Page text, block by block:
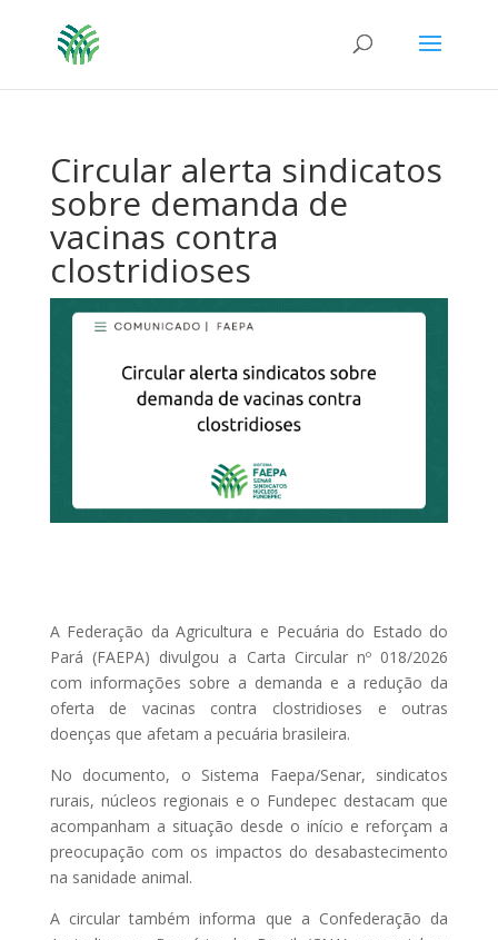
Circular alerta sindicatos
sobre demanda de
vacinas contra
clostridioses
A Federação da Agricultura e Pecuária do Estado do
Pará (FAEPA) divulgou a Carta Circular nº 018/2026
com informações sobre a demanda e a redução da
oferta de vacinas contra clostridioses e outras
doenças que afetam a pecuária brasileira.
No documento, o Sistema Faepa/Senar, sindicatos
rurais, núcleos regionais e o Fundepec destacam que
acompanham a situação desde o início e reforçam a
preocupação com os impactos do desabastecimento
na sanidade animal.
A circular também informa que a Confederação da